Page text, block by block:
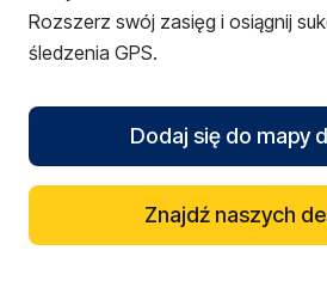
Rozszerz swój zasięg i osiągnij
śledzenia GPS.
Dodaj się do mapy
Znajdź naszych